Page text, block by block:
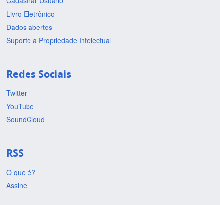
Livro Eletrônico
Dados abertos
Suporte a Propriedade Intelectual
Redes Sociais
Twitter
YouTube
SoundCloud
RSS
O que é?
Assine